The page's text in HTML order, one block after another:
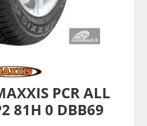
PCR ALL
81H 0 DBB69